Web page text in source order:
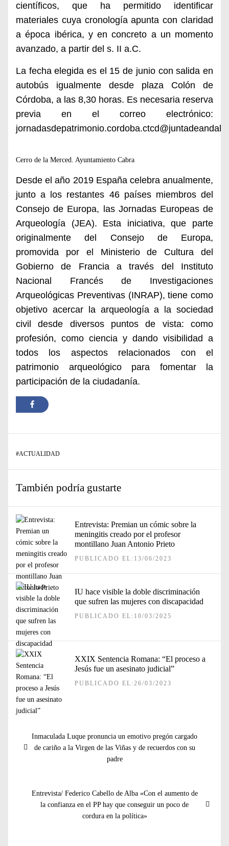
científicos, que ha permitido identificar
materiales cuya cronología apunta con claridad
a época ibérica, y en concreto a un momento
avanzado, a partir del s. II a.C.
La fecha elegida es el 15 de junio con salida en
autobús igualmente desde plaza Colón de
Córdoba, a las 8,30 horas. Es necesaria reserva
previa en el correo electrónico:
Cerro de la Merced. Ayuntamiento Cabra
Desde el año 2019 España celebra anualmente,
junto a los restantes 46 países miembros del
Consejo de Europa, las Jornadas Europeas de
Arqueología (JEA). Esta iniciativa, que parte
originalmente del Consejo de Europa,
promovida por el Ministerio de Cultura del
Gobierno de Francia a través del Instituto
Nacional Francés de Investigaciones
Arqueológicas Preventivas (INRAP), tiene como
objetivo acercar la arqueología a la sociedad
civil desde diversos puntos de vista: como
profesión, como ciencia y dando visibilidad a
todos los aspectos relacionados con el
patrimonio arqueológico para fomentar la
participación de la ciudadanía.
#ACTUALIDAD
También podría gustarte
Entrevista: Premian un cómic sobre la
meningitis creado por el profesor
montillano Juan Antonio Prieto
PUBLICADO EL:13/06/2023
IU hace visible la doble discriminación
que sufren las mujeres con discapacidad
PUBLICADO EL:10/03/2025
XXIX Sentencia Romana: “El proceso a
Jesús fue un asesinato judicial”
PUBLICADO EL:26/03/2023
de
Entrada
anterior:
Inmaculada Luque pronuncia un emotivo pregón cargado
de cariño a la Virgen de las Viñas y de recuerdos con su
padre
Entrada
siguiente:
Entrevista/ Federico Cabello de Alba «Con el aumento de
la confianza en el PP hay que conseguir un poco de
cordura en la política»